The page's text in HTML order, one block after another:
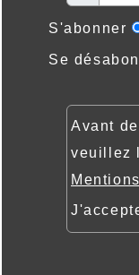
S'abonner
Se
Avant
veuillez